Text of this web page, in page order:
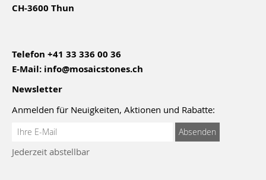
CH-3600 Thun
Telefon +41 33 336 00 36
E-Mail: info@mosaicstones.ch
Newsletter
Anmelden für Neuigkeiten, Aktionen und Rabatte:
Anmeldung
Newsletter:
Absenden
Jederzeit abstellbar